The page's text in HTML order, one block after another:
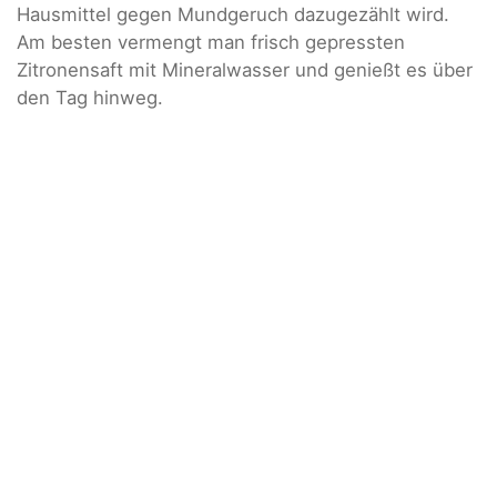
Hausmittel gegen Mundgeruch dazugezählt wird.
Am besten vermengt man frisch gepressten
Zitronensaft mit Mineralwasser und genießt es über
den Tag hinweg.